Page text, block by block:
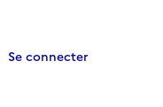
Se connecter